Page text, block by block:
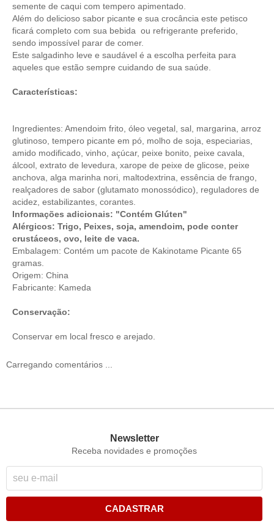
semente de caqui com tempero apimentado.
Além do delicioso sabor picante e sua crocância este petisco
ficará completo com sua bebida ou refrigerante preferido,
sendo impossível parar de comer.
Este salgadinho leve e saudável é a escolha perfeita para
aqueles que estão sempre cuidando de sua saúde.
Características:
Ingredientes: Amendoim frito, óleo vegetal, sal, margarina, arroz
glutinoso, tempero picante em pó, molho de soja, especiarias,
amido modificado, vinho, açúcar, peixe bonito, peixe cavala,
álcool, extrato de levedura, xarope de peixe de glicose, peixe
anchova, alga marinha nori, maltodextrina, essência de frango,
realçadores de sabor (glutamato monossódico), reguladores de
acidez, estabilizantes, corantes.
Informações adicionais: "Contém Glúten"
Alérgicos: Trigo, Peixes, soja, amendoim, pode conter
crustáceos, ovo, leite de vaca.
Embalagem: Contém um pacote de Kakinotame Picante 65
gramas.
Origem: China
Fabricante: Kameda
Conservação:
Conservar em local fresco e arejado.
Carregando comentários ...
Newsletter
Receba novidades e promoções
CADASTRAR